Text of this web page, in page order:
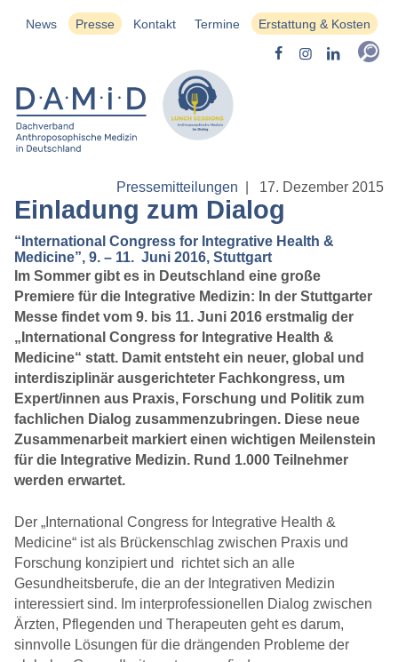
News Presse Kontakt Termine Erstattung & Kosten
Pressemitteilungen 17. Dezember 2015
Einladung zum Dialog
“International Congress for Integrative Health &
Medicine”, 9. – 11. Juni 2016, Stuttgart
Im Sommer gibt es in Deutschland eine große
Premiere für die Integrative Medizin: In der Stuttgarter
Messe findet vom 9. bis 11. Juni 2016 erstmalig der
„International Congress for Integrative Health &
Medicine“ statt. Damit entsteht ein neuer, global und
interdisziplinär ausgerichteter Fachkongress, um
Expert/innen aus Praxis, Forschung und Politik zum
fachlichen Dialog zusammenzubringen. Diese neue
Zusammenarbeit markiert einen wichtigen Meilenstein
für die Integrative Medizin. Rund 1.000 Teilnehmer
werden erwartet.
Der „International Congress for Integrative Health &
Medicine“ ist als Brückenschlag zwischen Praxis und
Forschung konzipiert und richtet sich an alle
Gesundheitsberufe, die an der Integrativen Medizin
interessiert sind. Im interprofessionellen Dialog zwischen
Ärzten, Pflegenden und Therapeuten geht es darum,
sinnvolle Lösungen für die drängenden Probleme der